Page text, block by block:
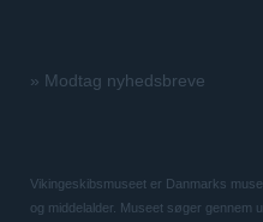
» Modtag nyhedsbreve
Vikingeskibsmuseet er Danmarks
og middelalder. Museet søger gennem